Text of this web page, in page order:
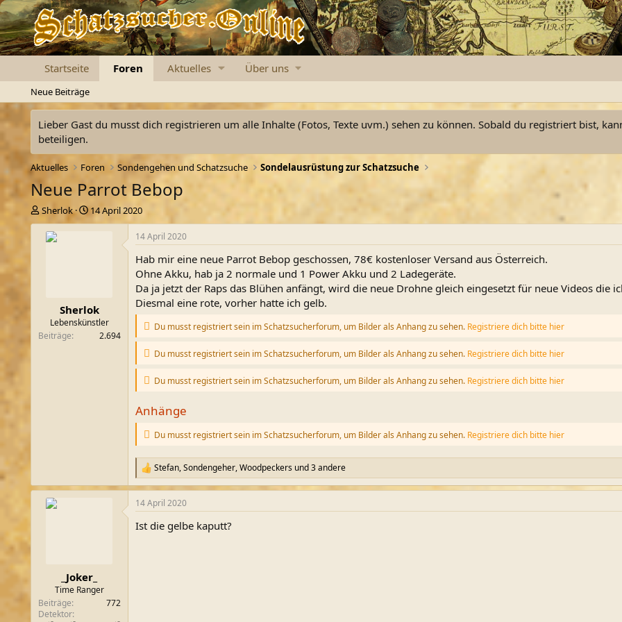
Startseite Foren Aktuelles Über uns
Neue Beiträge
Lieber Gast du musst dich registrieren um alle Inhalte (Fotos, Texte uvm.) sehen zu können. Sobald du registriert bist,
beteiligen.
Aktuelles Foren Sondengehen und Schatzsuche Sondelausrüstung zur Schatzsuche
Neue Parrot Bebop
E
r
Sherlok
E
r
a
m
14 April 2020
Sherlok
Lebenskünstler
Beiträge
2.694
14 April 2020
Hab mir eine neue Parrot Bebop geschossen, 78€ kostenloser Versand aus Österreich.
Ohne Akku, hab ja 2 normale und 1 Power Akku und 2 Ladegeräte.
Da ja jetzt der Raps das Blühen anfängt, wird die neue Drohne gleich eingesetzt für neue Videos die
Diesmal eine rote, vorher hatte ich gelb.
Du musst registriert sein im Schatzsucherforum, um Bilder als Anhang zu sehen. Registriere dich bitte hier
Du musst registriert sein im Schatzsucherforum, um Bilder als Anhang zu sehen. Registriere dich bitte hier
Du musst registriert sein im Schatzsucherforum, um Bilder als Anhang zu sehen. Registriere dich bitte hier
Anhänge
Du musst registriert sein im Schatzsucherforum, um Bilder als Anhang zu sehen. Registriere dich bitte hier
R
e
a
k
i
Stefan,Sondengeher,Woodpeckersund 3 andere
_Joker_
Time Ranger
Beiträge
772
Detektor
14 April 2020
Ist die gelbe kaputt?